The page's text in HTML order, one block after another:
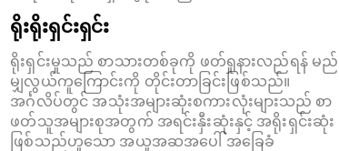
ရိုးရိုးရှင်းရှင်း
ရိုးရှင်းမှုသည် စာသားတစ်ခုကို ဖတ်ရှုနားလည်ရန် မည်
မျှလွယ်ကူကြောင်းကို တိုင်းတာခြင်းဖြစ်သည်။
အင်္ဂလိပ်တွင် အသုံးအများဆုံးစကားလုံးများသည် စာ
ဖတ်သူအများစုအတွက် အရင်းနှီးဆုံးနှင့် အရိုးရှင်းဆုံး
ဖြစ်သည်ဟူသော အယူအဆအပေါ် အခြေခံ